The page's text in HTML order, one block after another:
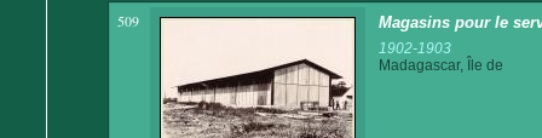
509 Magasins pour le
1902-1903
Madagascar, Île de